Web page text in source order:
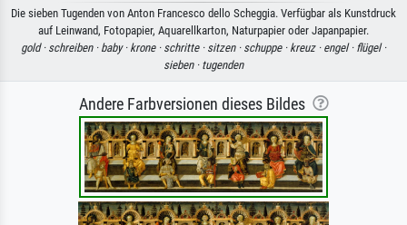
Die sieben Tugenden von Anton Francesco dello Scheggia. Verfügbar als Kunstdruck
auf Leinwand, Fotopapier, Aquarellkarton, Naturpapier oder Japanpapier.
gold · schreiben · baby · krone · schritte · sitzen · schuppe · kreuz · engel · flügel ·
sieben · tugenden
Andere Farbversionen dieses Bildes